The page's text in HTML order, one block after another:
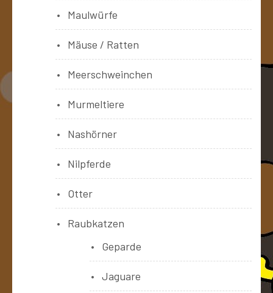
Maulwürfe
Mäuse / Ratten
Meerschweinchen
Murmeltiere
Nashörner
Nilpferde
Otter
Raubkatzen
Geparde
Jaguare